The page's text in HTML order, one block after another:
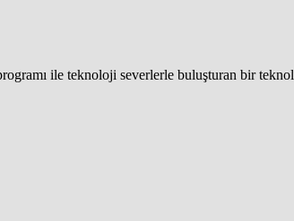
ile teknoloji severlerle buluşturan bir